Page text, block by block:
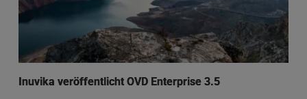
Inuvika veröffentlicht OVD Enterprise 3.5